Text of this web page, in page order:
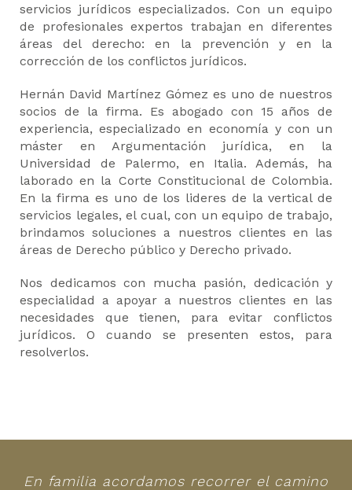
servicios jurídicos especializados. Con un equipo
de profesionales expertos trabajan en diferentes
áreas del derecho: en la prevención y en la
corrección de los conflictos jurídicos.
Hernán David Martínez Gómez es uno de nuestros
socios de la firma. Es abogado con 15 años de
experiencia, especializado en economía y con un
máster en Argumentación jurídica, en la
Universidad de Palermo, en Italia. Además, ha
laborado en la Corte Constitucional de Colombia.
En la firma es uno de los lideres de la vertical de
servicios legales, el cual, con un equipo de trabajo,
brindamos soluciones a nuestros clientes en las
áreas de Derecho público y Derecho privado.
Nos dedicamos con mucha pasión, dedicación y
especialidad a apoyar a nuestros clientes en las
necesidades que tienen, para evitar conflictos
jurídicos. O cuando se presenten estos, para
resolverlos.
En familia acordamos recorrer el camino